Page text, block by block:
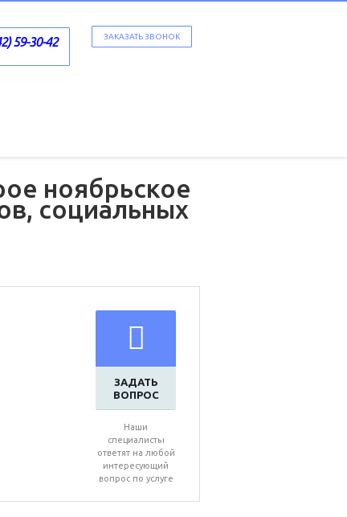
ЗАКАЗАТЬ ЗВОНОК
59-30-42
ноябрьское
социальных
ЗАДАТЬ
ВОПРОС
Наши
специалисты
ответят на любой
интересующий
вопрос по услуге